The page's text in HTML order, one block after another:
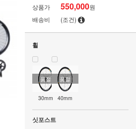
상품가 550,000원
배송비
(조건)
휠
품절
30mm
품절
40mm
싯포스트